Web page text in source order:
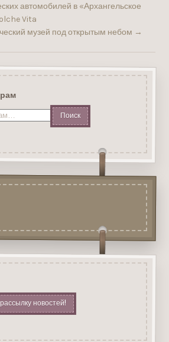
автомобилей в «Архангельское
Vita
музей под открытым небом →
новостей!